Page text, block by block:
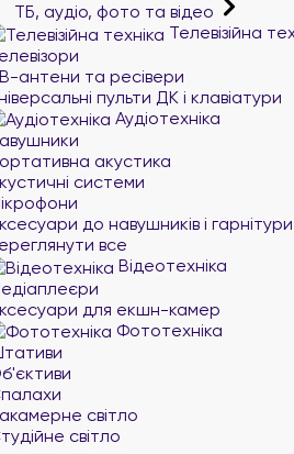
ТБ, аудіо, фото та відео
Телевізійна
антени та ресівери
пульти ДК і клавіатури
Аудіотехніка
акустика
системи
до навушників і гарнітури
все
Відеотехніка
для екшн-камер
Фототехніка
світло
світло